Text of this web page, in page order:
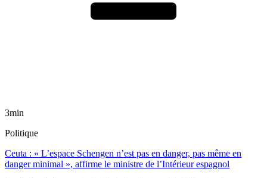
3min
Politique
Ceuta : « L’espace Schengen n’est pas en danger, pas même en
danger minimal », affirme le ministre de l’Intérieur espagnol